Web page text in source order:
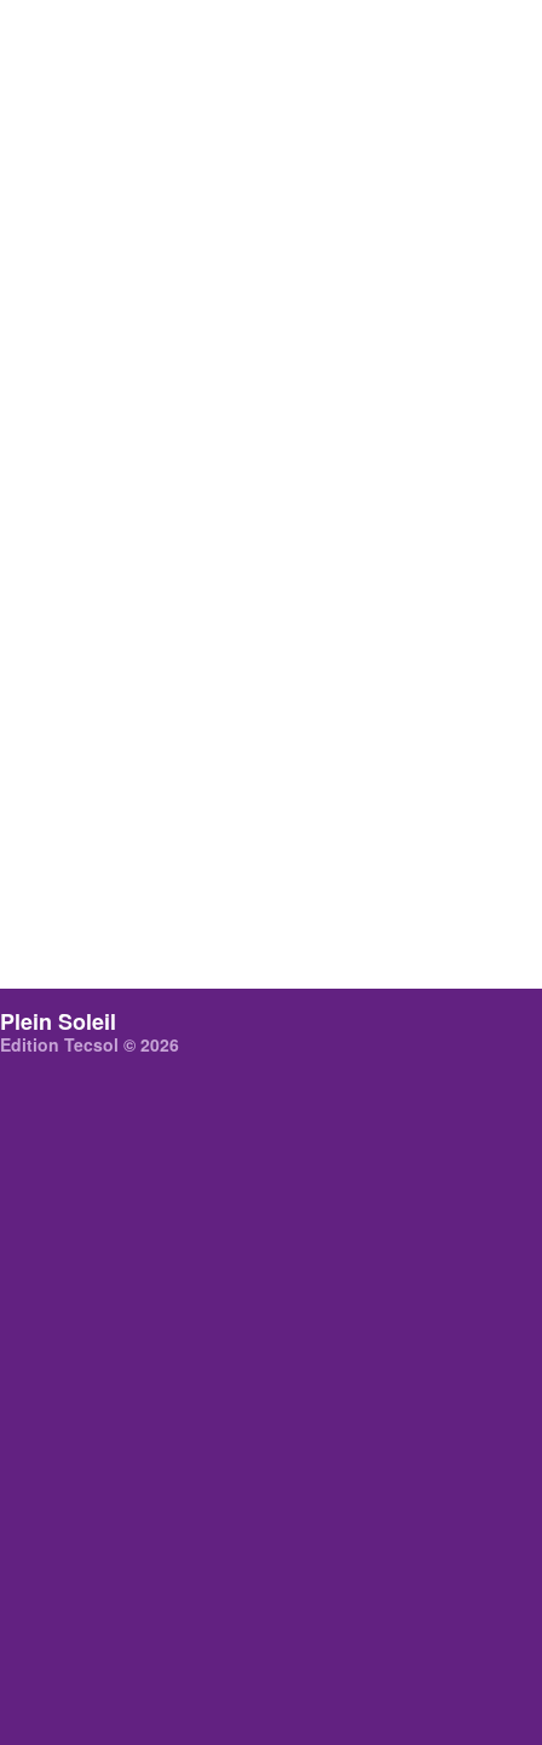
Plein Soleil
Edition Tecsol © 2026